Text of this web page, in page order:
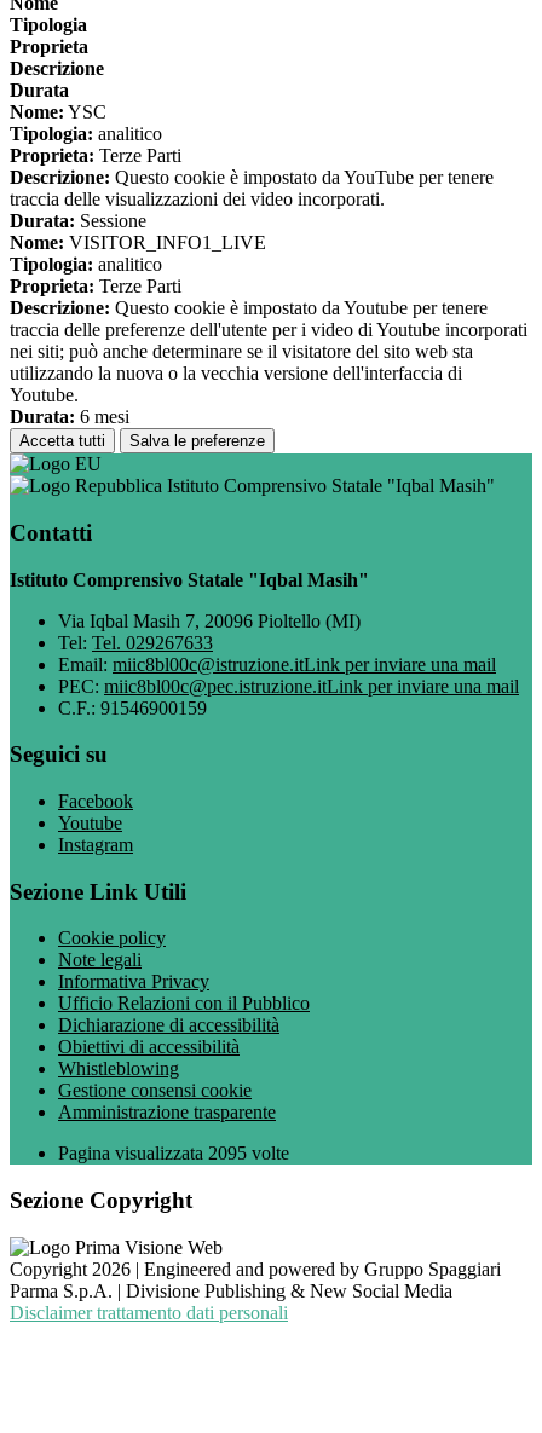
Tipologia
Proprieta
Descrizione
Durata
Nome: YSC
Tipologia: analitico
Proprieta: Terze Parti
Descrizione: Questo cookie è impostato da YouTube per tenere
traccia delle visualizzazioni dei video incorporati.
Durata: Sessione
Nome: VISITOR_INFO1_LIVE
Tipologia: analitico
Proprieta: Terze Parti
Descrizione: Questo cookie è impostato da Youtube per tenere
traccia delle preferenze dell'utente per i video di Youtube incorporati
nei siti; può anche determinare se il visitatore del sito web sta
utilizzando la nuova o la vecchia versione dell'interfaccia di
Youtube.
Durata: 6 mesi
Accetta tutti Salva le preferenze
Istituto Comprensivo Statale "Iqbal Masih"
Contatti
Istituto Comprensivo Statale "Iqbal Masih"
Via Iqbal Masih 7, 20096 Pioltello (MI)
Tel: Tel. 029267633
Email: miic8bl00c@istruzione.itLink per inviare una mail
PEC: miic8bl00c@pec.istruzione.itLink per inviare una mail
C.F.: 91546900159
Seguici su
Facebook
Youtube
Instagram
Sezione Link Utili
Cookie policy
Note legali
Informativa Privacy
Ufficio Relazioni con il Pubblico
Dichiarazione di accessibilità
Obiettivi di accessibilità
Whistleblowing
Gestione consensi cookie
Amministrazione trasparente
Pagina visualizzata 2095 volte
Sezione Copyright
Copyright 2026 | Engineered and powered by Gruppo Spaggiari
Parma S.p.A. | Divisione Publishing & New Social Media
Disclaimer trattamento dati personali